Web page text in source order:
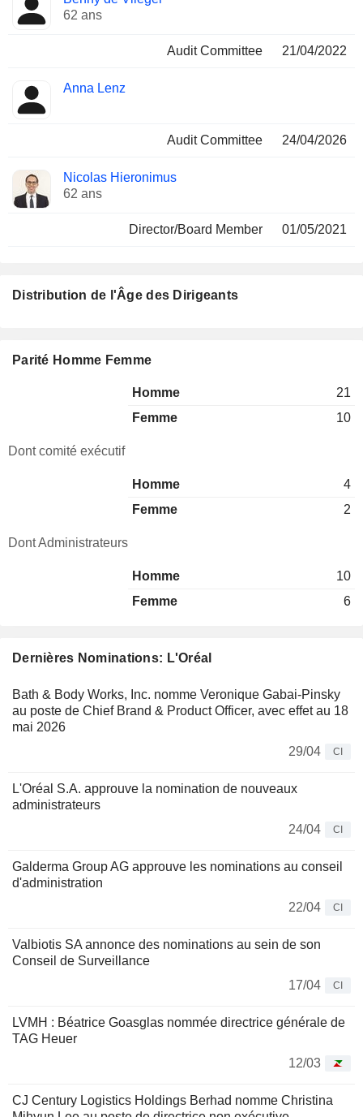
62 ans
Audit Committee 21/04/2022
Anna Lenz
Audit Committee 24/04/2026
Nicolas Hieronimus
62 ans
Director/Board Member 01/05/2021
Dernières Nominations: L'Oréal
Bath & Body Works, Inc. nomme Veronique Gabai-Pinsky
au poste de Chief Brand & Product Officer, avec effet au 18
mai 2026
29/04
CI
L'Oréal S.A. approuve la nomination de nouveaux
administrateurs
24/04
CI
Galderma Group AG approuve les nominations au conseil
d'administration
22/04
CI
Valbiotis SA annonce des nominations au sein de son
Conseil de Surveillance
17/04
CI
LVMH : Béatrice Goasglas nommée directrice générale de
TAG Heuer
12/03
CJ Century Logistics Holdings Berhad nomme Christina
Distribution de l'Âge des Dirigeants
Parité Homme Femme
Homme
21
Femme
10
Dont comité exécutif
Homme
4
Femme
2
Dont Administrateurs
Homme
10
Femme
6